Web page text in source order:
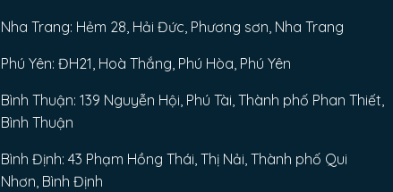
Nha Trang: Hẻm 28, Hải Đức, Phương sơn, Nha Trang
Phú Yên: ĐH21, Hoà Thắng, Phú Hòa, Phú Yên
Bình Thuận: 139 Nguyễn Hội, Phú Tài, Thành phố Phan Thiết,
Bình Thuận
Bình Định: 43 Phạm Hồng Thái, Thị Nải, Thành phố Qui
Nhơn, Bình Định